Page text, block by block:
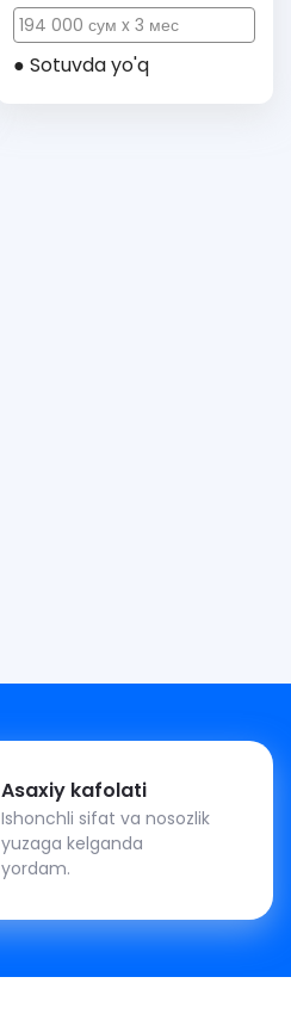
194 000 сум x 3 мес
● Sotuvda yo'q
Asaxiy kafolati
Ishonchli sifat va nosozlik
yuzaga kelganda
yordam.